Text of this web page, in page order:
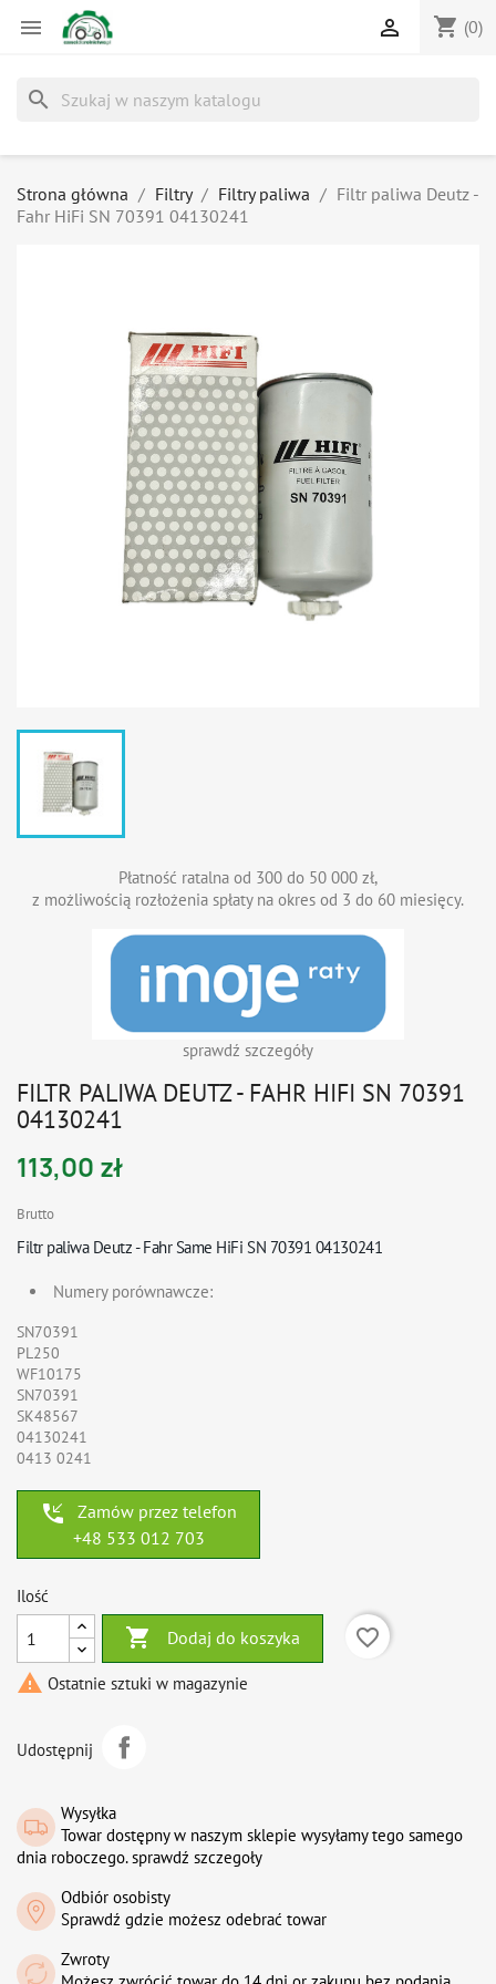
 shopping_cart (0)

search
Strona główna Filtry Filtry paliwa
Filtr paliwa Deutz -
Fahr HiFi SN 70391 04130241
Płatność ratalna od 300 do 50 000 zł,
z możliwością rozłożenia spłaty na okres od 3 do 60 miesięcy.
sprawdź szczegóły
FILTR PALIWA DEUTZ - FAHR HIFI SN 70391
04130241
113,00 zł
Brutto
Filtr paliwa Deutz - Fahr Same HiFiSN 70391 04130241
Numery porównawcze:
SN70391
PL250
WF10175
SN70391
SK48567
04130241
0413 0241
phone_callback
Zamów przez telefon
+48 533 012 703
Ilość
 Dodaj do koszyka
favorite_border
 Ostatnie sztuki w magazynie
Udostępnij
Wysyłka
Towar dostępny w naszym sklepie wysyłamy tego samego
dnia roboczego. sprawdź szczegoły
Odbiór osobisty
Sprawdź gdzie możesz odebrać towar
Zwroty